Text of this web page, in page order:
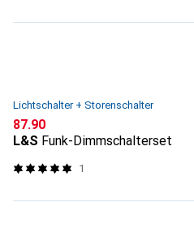
Lichtschalter + Storenschalter
CHF
87.90
L&S Funk-Dimmschalterset
1